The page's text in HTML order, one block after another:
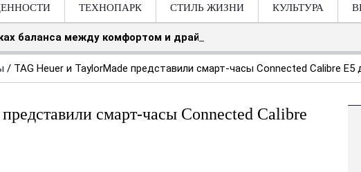
ТЕХНОПАРК СТИЛЬ ЖИЗНИ КУЛЬТУРА
баланса между комфортом и драйвом
/ TAG Heuer и TaylorMade представили смарт-часы Connected Calibre E5
смарт-часы Connected Calibre